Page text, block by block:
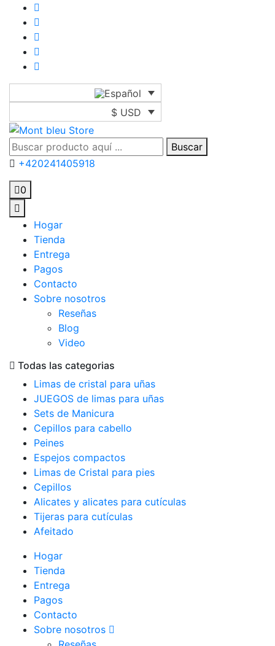
$ USD
Buscar
+420241405918
0
Hogar
Tienda
Entrega
Pagos
Contacto
Sobre nosotros
Reseñas
Blog
Video
Todas las categorias
Limas de cristal para uñas
JUEGOS de limas para uñas
Sets de Manicura
Cepillos para cabello
Peines
Espejos compactos
Limas de Cristal para pies
Cepillos
Alicates y alicates para cutículas
Tijeras para cutículas
Afeitado
Hogar
Tienda
Entrega
Pagos
Contacto
Sobre nosotros